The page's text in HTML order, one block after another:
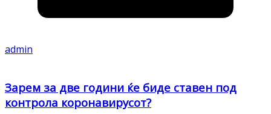
admin
Зарем за две години ќе биде ставен под
контрола коронавирусот?